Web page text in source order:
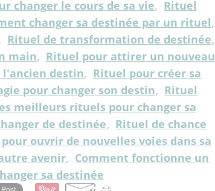
changer le cours de sa vie, Rituel
changer sa destinée par un rituel,
Rituel de transformation de destinée,
main, Rituel pour attirer un nouveau
destin, Rituel pour créer sa
pour changer son destin, Rituel
meilleurs rituels pour changer sa
de destinée, Rituel de chance
ouvrir de nouvelles voies dans sa
avenir, Comment fonctionne un
sa destinée